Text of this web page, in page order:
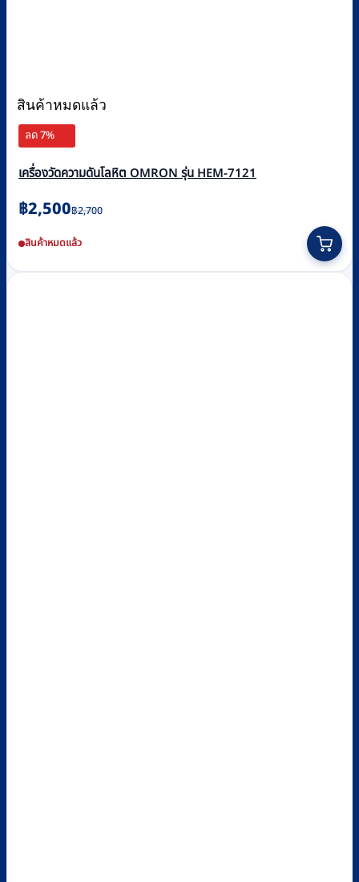
สินค้าหมดแล้ว
ลด 7%
เครื่องวัดความดันโลหิต OMRON รุ่น HEM-7121
฿2,700
Original
was:
฿2,700.
฿2,500
Current
is:
฿2,500.
สินค้าหมดแล้ว